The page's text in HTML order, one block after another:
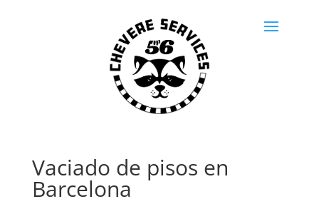
Vaciado de pisos en
Barcelona